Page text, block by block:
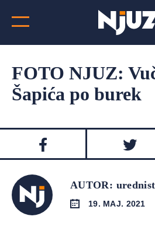
FOTO NJUZ:
Šapića po burek
AUTOR:
19. MAJ. 2021